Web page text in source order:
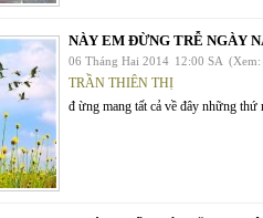
NÀY EM ĐỪNG TRỄ NGÀY
06 Tháng Hai 2014 12:00 SA (Xem:
TRẦN THIÊN THỊ
đ ừng mang tất cả về đây những